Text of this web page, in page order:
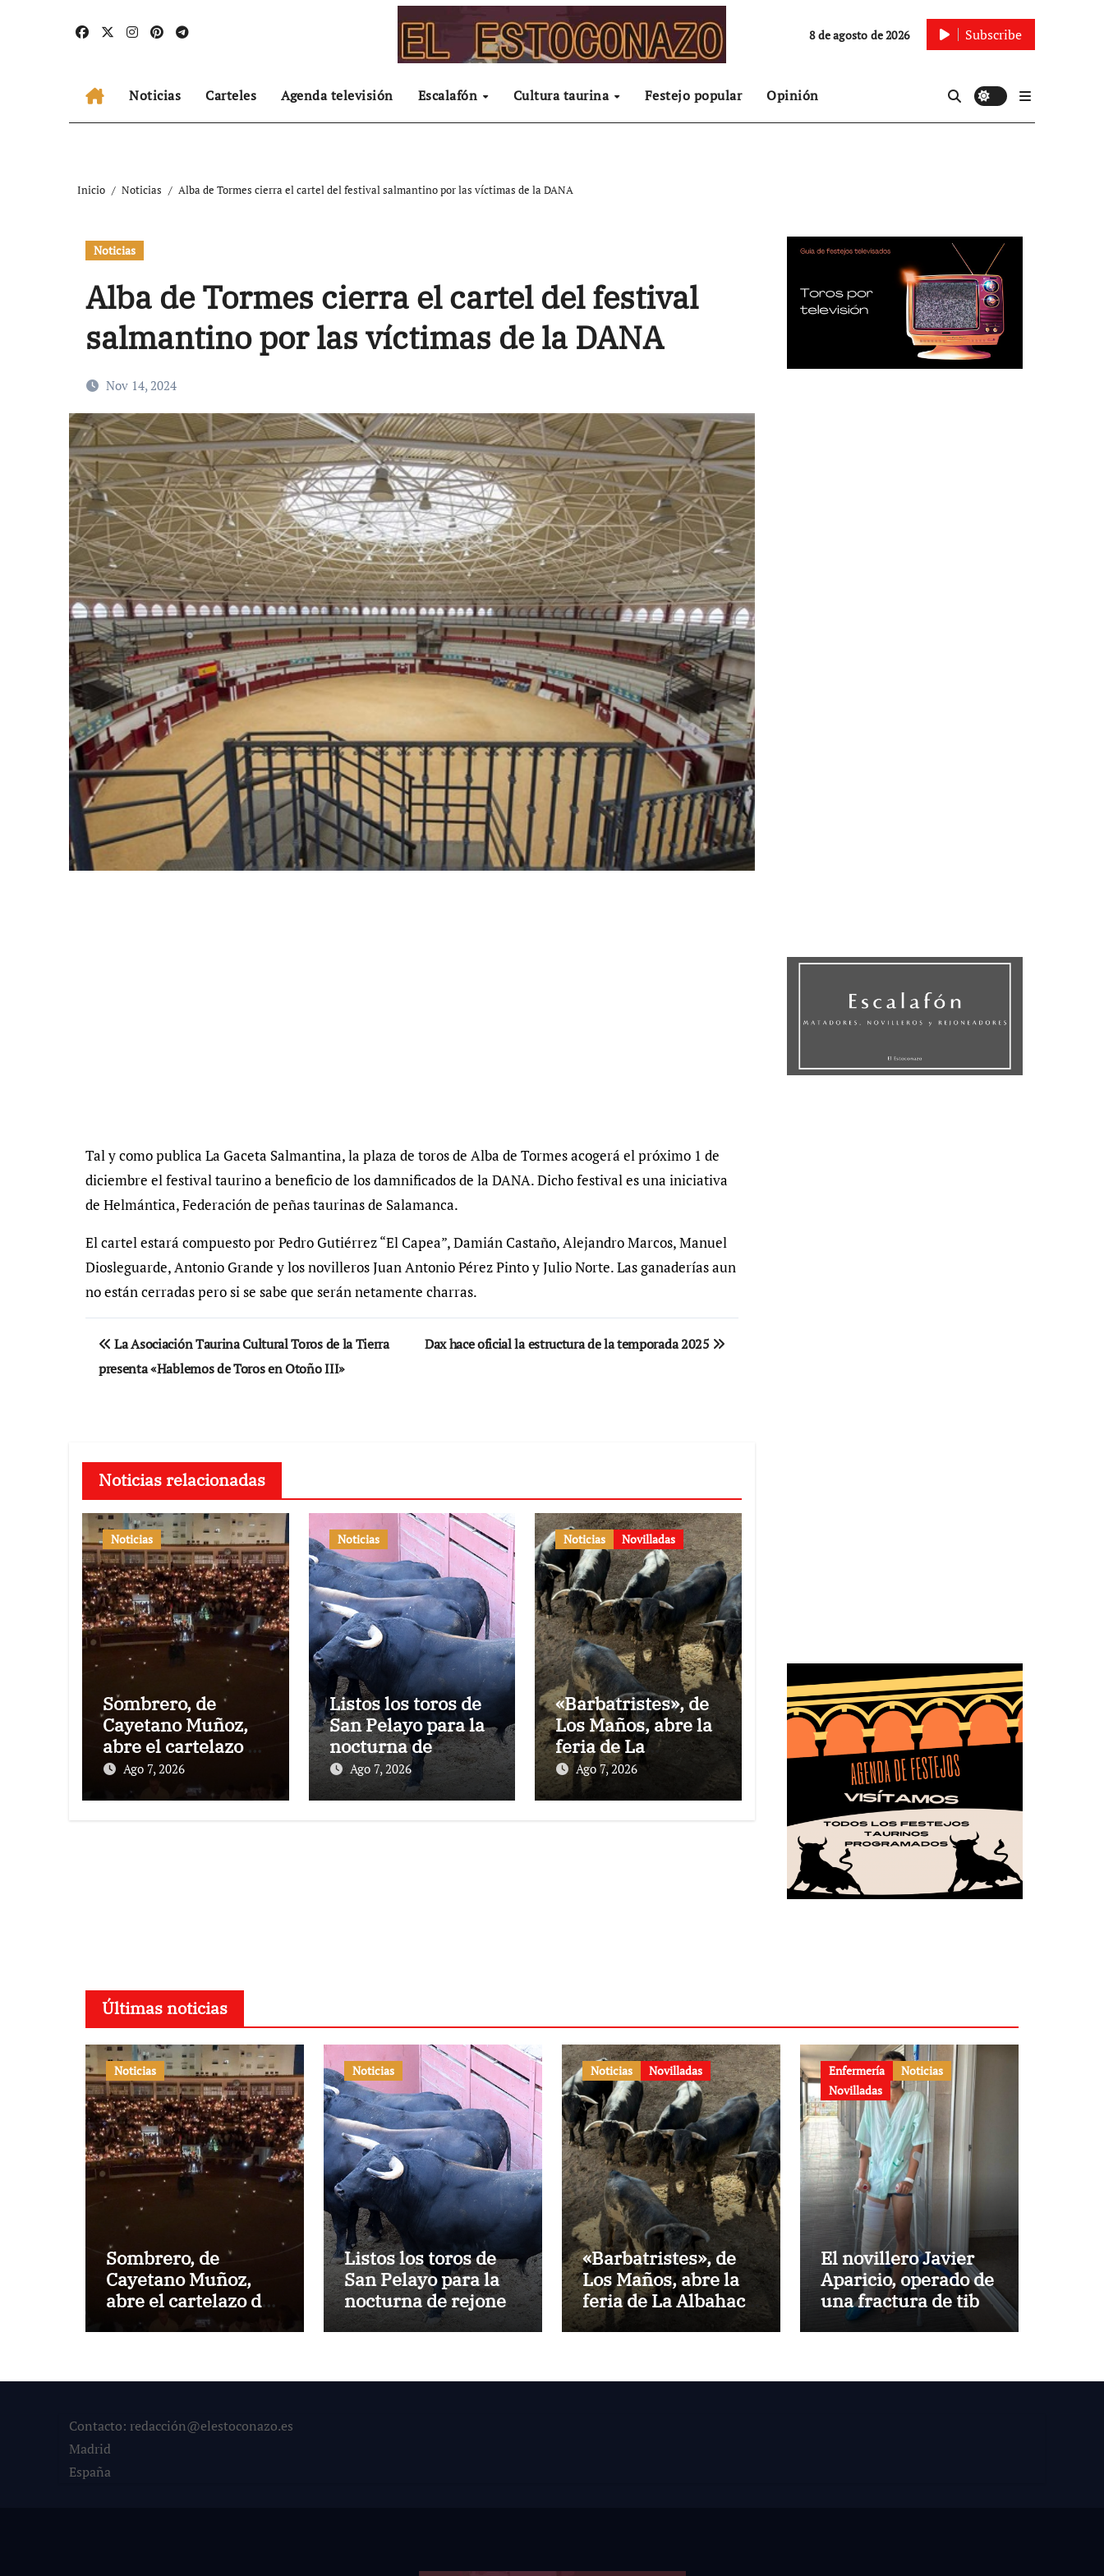
8 de agosto de 2026 Subscribe
Noticias Carteles Agenda televisión Escalafón Cultura taurina Festejo popular Opinión
Inicio Noticias Alba de Tormes cierra el cartel del festival salmantino por las víctimas de la DANA
Noticias
Alba de Tormes cierra el cartel del festival
salmantino por las víctimas de la DANA
Nov 14, 2024
Tal y como publica La Gaceta Salmantina, la plaza de toros de Alba de Tormes acogerá el próximo 1 de
diciembre el festival taurino a beneficio de los damnificados de la DANA. Dicho festival es una iniciativa
de Helmántica, Federación de peñas taurinas de Salamanca.
El cartel estará compuesto por Pedro Gutiérrez “El Capea”, Damián Castaño, Alejandro Marcos, Manuel
Diosleguarde, Antonio Grande y los novilleros Juan Antonio Pérez Pinto y Julio Norte. Las ganaderías aun
no están cerradas pero si se sabe que serán netamente charras.
Navegación
de
La Asociación Taurina Cultural Toros de la Tierra
presenta «Hablemos de Toros en Otoño III»
Dax hace oficial la estructura de la temporada 2025
Noticias relacionadas
Noticias
Sombrero, de
Cayetano Muñoz,
abre el cartelazo de
Marbella
Ago 7, 2026
Noticias
Listos los toros de
San Pelayo para la
nocturna de
rejones en El
Puerto
Ago 7, 2026
Noticias Novilladas
«Barbatristes», de
Los Maños, abre la
feria de La
Albahaca de
Huesca
Ago 7, 2026
Últimas noticias
Noticias
Sombrero, de
Cayetano Muñoz,
abre el cartelazo de
Marbella
Noticias
Listos los toros de
San Pelayo para la
nocturna de rejones
en El Puerto
Noticias Novilladas
«Barbatristes», de
Los Maños, abre la
feria de La Albahaca
de Huesca
Enfermería
Noticias
Novilladas
El novillero Javier
Aparicio, operado de
una fractura de tibia
y peroné
Contacto: redacción@elestoconazo.es
Madrid
España